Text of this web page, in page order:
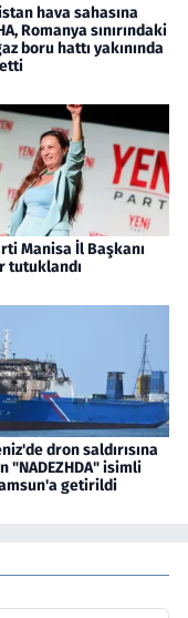
hava sahasına
Romanya sınırındaki
boru hattı yakınında
Manisa İl Başkanı
tutuklandı
dron saldırısına
"NADEZHDA" isimli
getirildi